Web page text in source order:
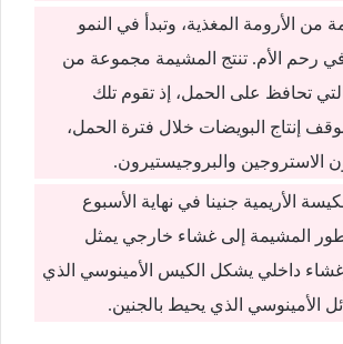
من الأرومة المغذية، وتبدأ في النمو
رحم الأم. تنتج المشيمة مجموعة من
تحافظ على الحمل، إذ تقوم تلك
إنتاج البويضات خلال فترة الحمل،
الاستروجين والبروجيستيرون.
الأريمية جنينا في نهاية الأسبوع
تتطور المشيمة إلى غشاء خارجي يمثل
داخلي يشكل الكيس الأمينوسي الذي
الأمينوسي الذي يحيط بالجنين.